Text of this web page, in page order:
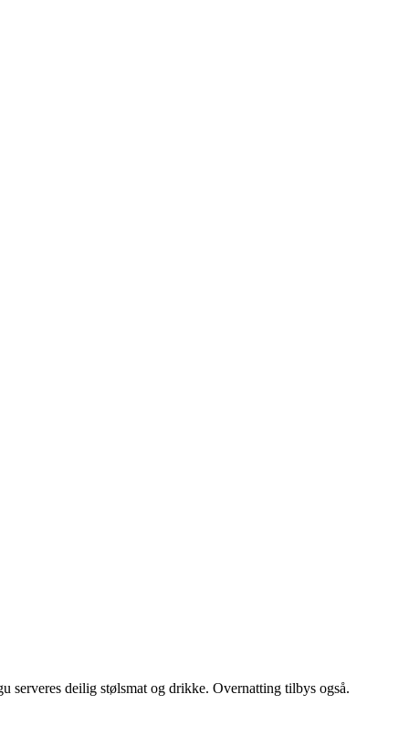
serveres deilig stølsmat og drikke. Overnatting tilbys også.